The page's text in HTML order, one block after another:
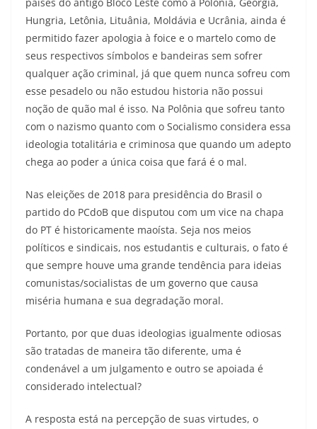
Hungria, Letônia, Lituânia, Moldávia e Ucrânia, ainda é
permitido fazer apologia à foice e o martelo como de
seus respectivos símbolos e bandeiras sem sofrer
qualquer ação criminal, já que quem nunca sofreu com
esse pesadelo ou não estudou historia não possui
noção de quão mal é isso. Na Polônia que sofreu tanto
com o nazismo quanto com o Socialismo considera essa
ideologia totalitária e criminosa que quando um adepto
chega ao poder a única coisa que fará é o mal.
Nas eleições de 2018 para presidência do Brasil o
partido do PCdoB que disputou com um vice na chapa
do PT é historicamente maoísta. Seja nos meios
políticos e sindicais, nos estudantis e culturais, o fato é
que sempre houve uma grande tendência para ideias
comunistas/socialistas de um governo que causa
miséria humana e sua degradação moral.
Portanto, por que duas ideologias igualmente odiosas
são tratadas de maneira tão diferente, uma é
condenável a um julgamento e outro se apoiada é
considerado intelectual?
A resposta está na percepção de suas virtudes, o